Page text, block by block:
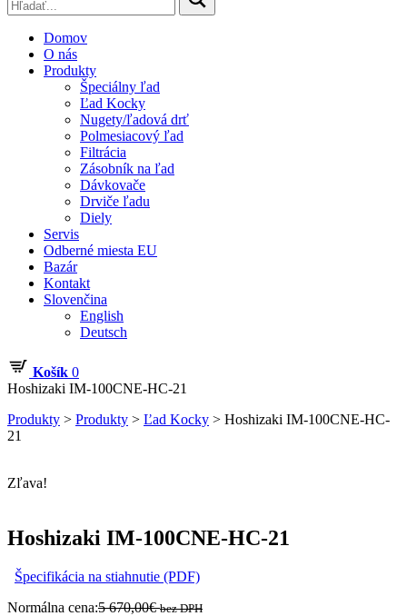
Domov
O nás
Produkty
Špeciálny ľad
Ľad Kocky
Nugety/ľadová drť
Polmesiacový ľad
Filtrácia
Zásobník na ľad
Dávkovače
Drviče ľadu
Diely
Servis
Odberné miesta EU
Bazár
Kontakt
Slovenčina
English
Deutsch
Košík 0
Hoshizaki IM-100CNE-HC-21
Produkty > Produkty > Ľad Kocky > Hoshizaki IM-100CNE-HC-
21
Zľava!
Hoshizaki IM-100CNE-HC-21
Špecifikácia na stiahnutie (PDF)
Normálna cena:5 670,00€ bez DPH